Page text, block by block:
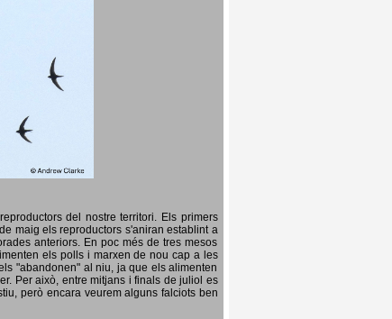
del nostre territori. Els primers
maig els reproductors s'aniran establint a
anteriors. En poc més de tres mesos
els polls i marxen de nou cap a les
"abandonen" al niu, ja que els alimenten
Per això, entre mitjans i finals de juliol es
però encara veurem alguns falciots ben